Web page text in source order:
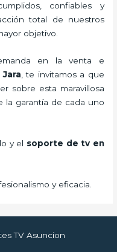
confiables y
total de nuestros
objetivo.
en la venta e
, te invitamos a que
sobre esta maravillosa
la garantía de cada uno
y el soporte de tv en
y eficacia.
TV Asuncion